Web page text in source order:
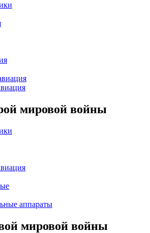
мировой войны
аппараты
мировой войны